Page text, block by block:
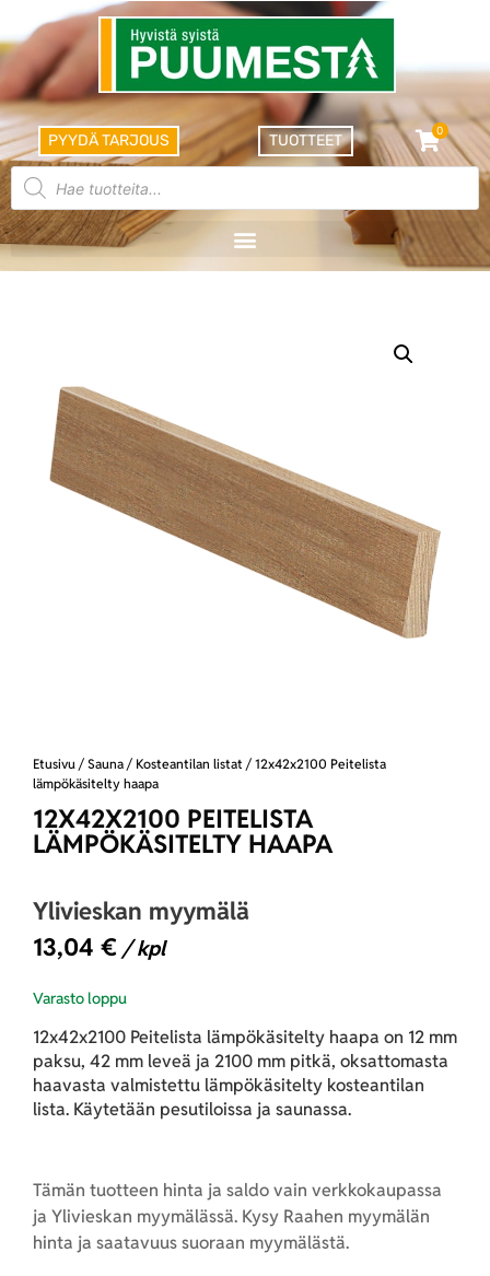
PYYDÄ TARJOUS TUOTTEET
0
Etusivu / Sauna / Kosteantilan listat / 12x42x2100 Peitelista
lämpökäsitelty haapa
12X42X2100 PEITELISTA
LÄMPÖKÄSITELTY HAAPA
Ylivieskan myymälä
13,04 € / kpl
Varasto loppu
12x42x2100 Peitelista lämpökäsitelty haapa on 12 mm
paksu, 42 mm leveä ja 2100 mm pitkä, oksattomasta
haavasta valmistettu lämpökäsitelty kosteantilan
lista. Käytetään pesutiloissa ja saunassa.
Tämän tuotteen hinta ja saldo vain verkkokaupassa
ja Ylivieskan myymälässä. Kysy Raahen myymälän
hinta ja saatavuus suoraan myymälästä.